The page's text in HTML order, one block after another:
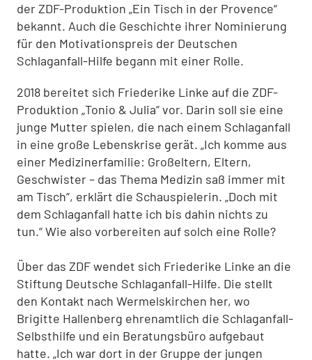
der ZDF-Produktion „Ein Tisch in der Provence“
bekannt. Auch die Geschichte ihrer Nominierung
für den Motivationspreis der Deutschen
Schlaganfall-Hilfe begann mit einer Rolle.
2018 bereitet sich Friederike Linke auf die ZDF-
Produktion „Tonio & Julia“ vor. Darin soll sie eine
junge Mutter spielen, die nach einem Schlaganfall
in eine große Lebenskrise gerät. „Ich komme aus
einer Medizinerfamilie: Großeltern, Eltern,
Geschwister – das Thema Medizin saß immer mit
am Tisch“, erklärt die Schauspielerin. „Doch mit
dem Schlaganfall hatte ich bis dahin nichts zu
tun.“ Wie also vorbereiten auf solch eine Rolle?
Über das ZDF wendet sich Friederike Linke an die
Stiftung Deutsche Schlaganfall-Hilfe. Die stellt
den Kontakt nach Wermelskirchen her, wo
Brigitte Hallenberg ehrenamtlich die Schlaganfall-
Selbsthilfe und ein Beratungsbüro aufgebaut
hatte. „Ich war dort in der Gruppe der jungen